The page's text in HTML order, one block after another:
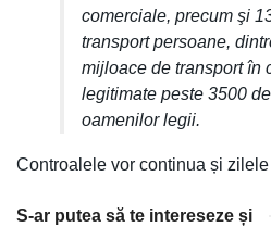
comerciale, precum şi
transport persoane,
mijloace de transport în
legitimate peste 3500
oamenilor legii.
Controalele vor continua și zilele
S-ar putea să te intereseze și